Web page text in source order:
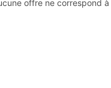
offre ne correspond